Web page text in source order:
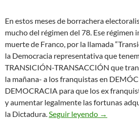
En estos meses de borrachera
mucho del régimen del 78. Ese régimen
muerte de Franco, por la llamada
la Democracia representativa que
TRANSICIÓN-TRANSACCIÓN que
la mañana- a los franquistas en
DEMOCRACIA para que los ex
y aumentar legalmente las fortunas
la Dictadura.Seguir leyendo Granado y
→